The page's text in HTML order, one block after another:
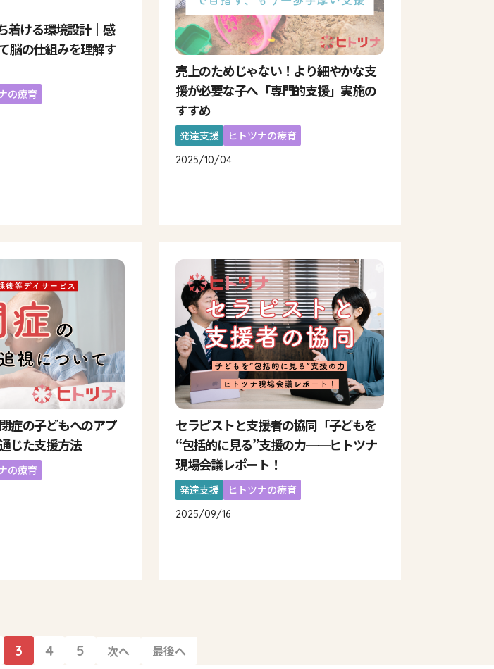
着ける環境設計｜感
脳の仕組みを理解す
の療育
売上のためじゃない！より細やかな支
援が必要な子へ「専門的支援」実施の
すすめ
発達支援 ヒトツナの療育
2025/10/04
症の子どもへのアプ
じた支援方法
の療育
セラピストと支援者の協同「子どもを
“包括的に見る”支援の力──ヒトツナ
現場会議レポート！
発達支援 ヒトツナの療育
2025/09/16
3 4 5 次へ 最後へ